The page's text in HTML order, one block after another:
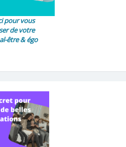
pour vous
de votre
être & égo